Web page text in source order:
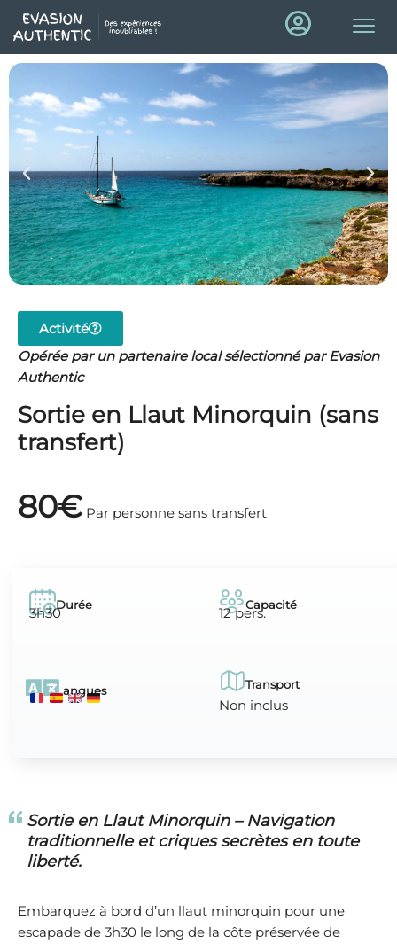
Activité
Opérée par un partenaire local sélectionné par Evasion
Authentic
Sortie en Llaut Minorquin (sans
transfert)
80€ Par personne sans transfert
Durée
3h30 Capacité
12 pers.
Langues Transport
Non inclus
Sortie en Llaut Minorquin – Navigation
traditionnelle et criques secrètes en toute
liberté.
Embarquez à bord d’un llaut minorquin pour une
escapade de 3h30 le long de la côte préservée de